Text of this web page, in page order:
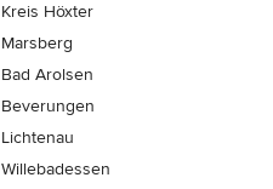
Kreis Höxter
Marsberg
Bad Arolsen
Beverungen
Lichtenau
Willebadessen